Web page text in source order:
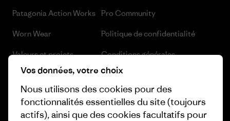
Patagonia Action Works
Worn Wear
Valeurs et projets
Rapport d’avancement
Business Unusual
Objectifs climatiques
Pro Community
Politique de confidentialité
Conditions générales
de vente
Préférences de cookie
Carrières
Vos données, votre choix
Nous utilisons des cookies pour des
fonctionnalités essentielles du site (toujours
actifs), ainsi que des cookies facultatifs pour